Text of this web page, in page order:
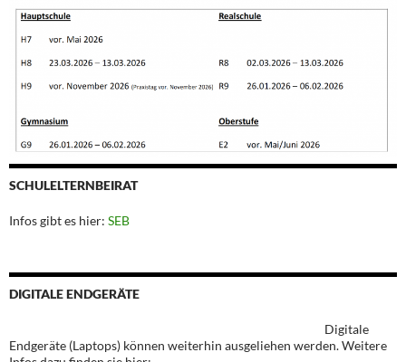
SCHULELTERNBEIRAT
Infos gibt es hier: SEB
DIGITALE ENDGERÄTE
Digitale
Endgeräte (Laptops) können weiterhin ausgeliehen werden. Weitere